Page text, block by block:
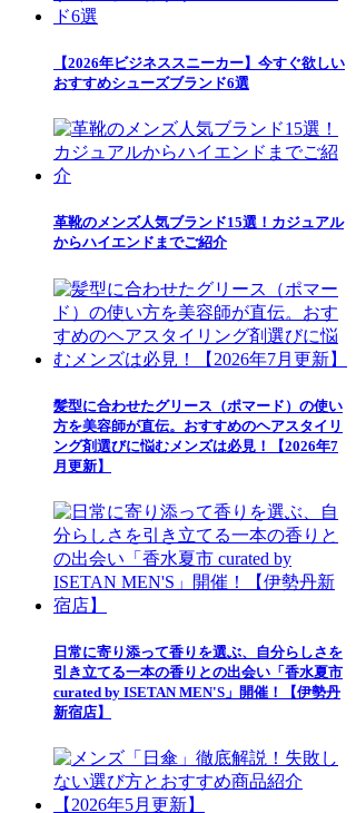
【2026年ビジネススニーカー】今すぐ欲しい
おすすめシューズブランド6選
革靴のメンズ人気ブランド15選！カジュアル
からハイエンドまでご紹介
髪型に合わせたグリース（ポマード）の使い
方を美容師が直伝。おすすめのヘアスタイリ
ング剤選びに悩むメンズは必見！【2026年7
月更新】
日常に寄り添って香りを選ぶ、自分らしさを
引き立てる一本の香りとの出会い「香水夏市
curated by ISETAN MEN'S」開催！【伊勢丹
新宿店】